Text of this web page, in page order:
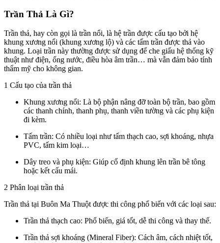
Trần Thả Là Gì?
Trần thả, hay còn gọi là trần nổi, là hệ trần được cấu tạo bởi hệ
khung xương nổi (khung xương lộ) và các tấm trần được thả vào
khung. Loại trần này thường được sử dụng để che giấu hệ thống kỹ
thuật như điện, ống nước, điều hòa âm trần… mà vẫn đảm bảo tính
thẩm mỹ cho không gian.
1 Cấu tạo của trần thả
Khung xương nổi: Là bộ phận nâng đỡtoàn bộ trần, bao gồm
các thanh chính, thanh phụ, thanh viền tường và các phụ kiện
đi kèm.
Tấm trần: Có nhiều loại như tấm thạch cao, sợi khoáng, nhựa
PVC, tấm kim loại…
Dây treo và phụ kiện: Giúp cố định khung lên trần bê tông
hoặc kết cấu mái.
2 Phân loại trần thả
Trần thả tại Buôn Ma Thuột được thi công phổ biến với các loại sau:
Trần thả thạch cao: Phổ biến, giá tốt, dễ thi công và thay thế.
Trần thả sợi khoáng (Mineral Fiber): Cách âm, cách nhiệt tốt,